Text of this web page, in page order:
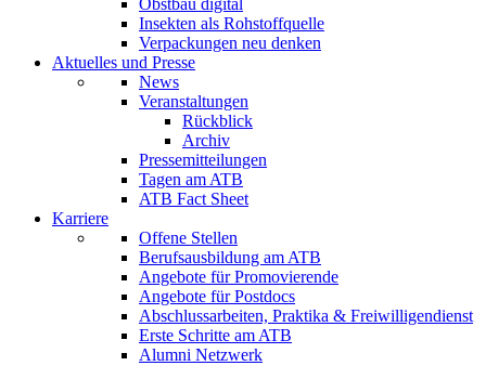
Obstbau digital
Insekten als Rohstoffquelle
Verpackungen neu denken
Aktuelles und Presse
News
Veranstaltungen
Rückblick
Archiv
Pressemitteilungen
Tagen am ATB
ATB Fact Sheet
Karriere
Offene Stellen
Berufsausbildung am ATB
Angebote für Promovierende
Angebote für Postdocs
Abschlussarbeiten, Praktika & Freiwilligendienst
Erste Schritte am ATB
Alumni Netzwerk